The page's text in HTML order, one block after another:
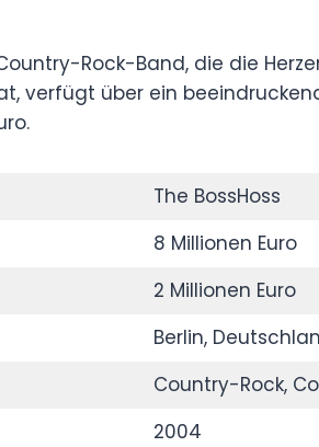
Rock-Band, die die
verfügt über ein
The BossHoss
8 Millionen Euro
2 Millionen Euro
Berlin,
Country-Rock,
2004